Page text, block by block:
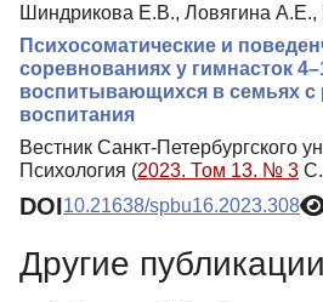
Шиндрикова Е.В., Ловягина
Психосоматические и
соревнованиях у гимнасток
воспитывающихся в семьях с
воспитания
Вестник Санкт-Петербургского
Психология (2023. Том 13. № 3
DOI10.21638/spbu16.2023.308
Другие